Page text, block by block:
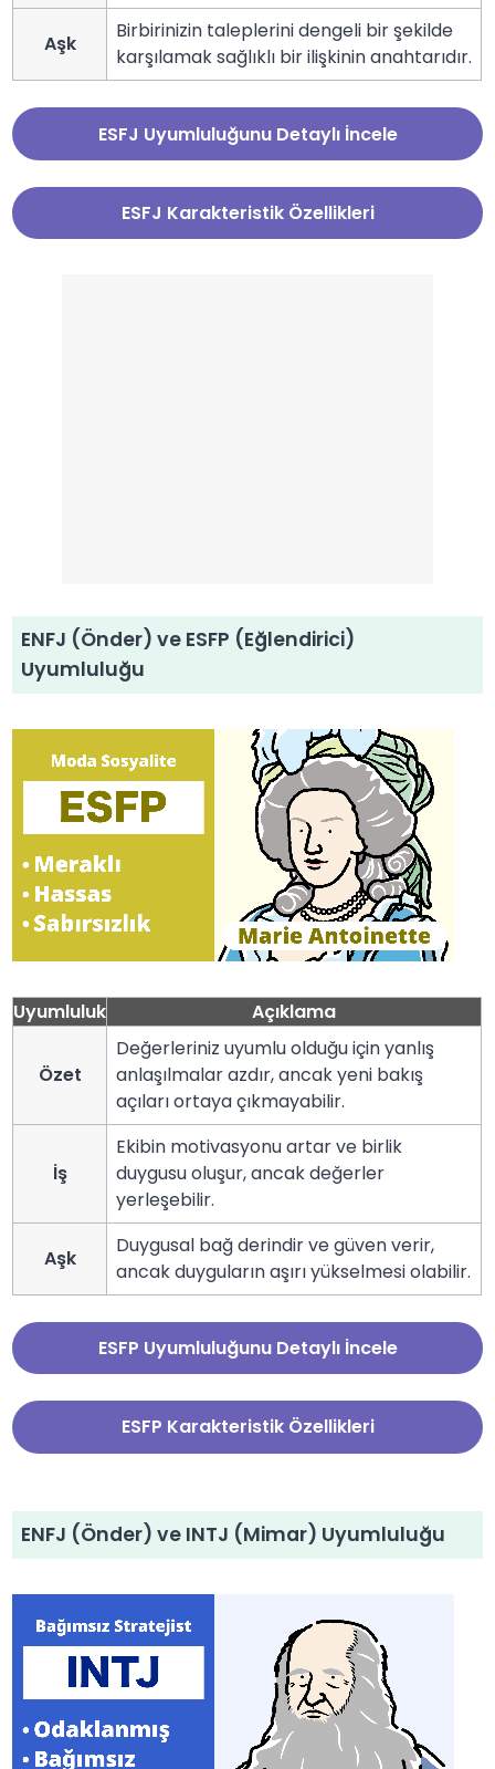
Aşk
Birbirinizin taleplerini dengeli bir şekilde
karşılamak sağlıklı bir ilişkinin anahtarıdır.
ESFJ Uyumluluğunu Detaylı İncele
ESFJ Karakteristik Özellikleri
ENFJ (Önder) ve ESFP (Eğlendirici)
Uyumluluğu
Uyumluluk Açıklama
Özet
Değerleriniz uyumlu olduğu için yanlış
anlaşılmalar azdır, ancak yeni bakış
açıları ortaya çıkmayabilir.
İş
Ekibin motivasyonu artar ve birlik
duygusu oluşur, ancak değerler
yerleşebilir.
Aşk
Duygusal bağ derindir ve güven verir,
ancak duyguların aşırı yükselmesi olabilir.
ESFP Uyumluluğunu Detaylı İncele
ESFP Karakteristik Özellikleri
ENFJ (Önder) ve INTJ (Mimar) Uyumluluğu